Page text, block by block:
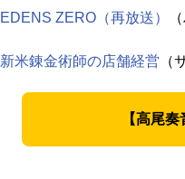
EDENS ZERO（再放送）
新米錬金術師の店舗経営 （
【高尾